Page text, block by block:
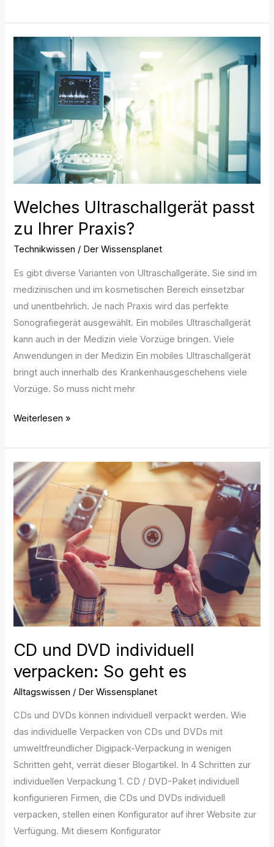
Welches Ultraschallgerät passt
zu Ihrer Praxis?
Technikwissen / Der Wissensplanet
Es gibt diverse Varianten von Ultraschallgeräte. Sie sind im
medizinischen und im kosmetischen Bereich einsetzbar
und unentbehrlich. Je nach Praxis wird das perfekte
Sonografiegerät ausgewählt. Ein mobiles Ultraschallgerät
kann auch in der Medizin viele Vorzüge bringen. Viele
Anwendungen in der Medizin Ein mobiles Ultraschallgerät
bringt auch innerhalb des Krankenhausgeschehens viele
Vorzüge. So muss nicht mehr
Welches
Ultraschallgerät
passt
zu
Ihrer
Praxis?
Weiterlesen »
CD und DVD individuell
verpacken: So geht es
Alltagswissen / Der Wissensplanet
CDs und DVDs können individuell verpackt werden. Wie
das individuelle Verpacken von CDs und DVDs mit
umweltfreundlicher Digipack-Verpackung in wenigen
Schritten geht, verrät dieser Blogartikel. In 4 Schritten zur
individuellen Verpackung 1. CD / DVD-Paket individuell
konfigurieren Firmen, die CDs und DVDs individuell
verpacken, stellen einen Konfigurator auf ihrer Website zur
Verfügung. Mit diesem Konfigurator
CD
und
DVD
individuell
verpacken:
So
geht
es